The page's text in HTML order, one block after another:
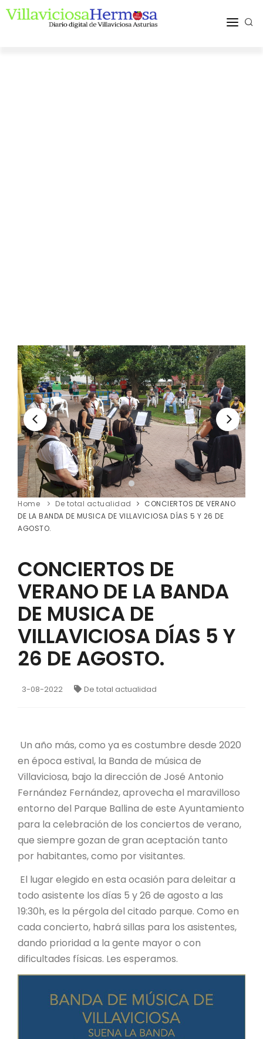
Home De total actualidad
CONCIERTOS DE VERANO
DE LA BANDA DE MUSICA DE VILLAVICIOSA DÍAS 5 Y 26 DE
AGOSTO.
CONCIERTOS DE
VERANO DE LA BANDA
DE MUSICA DE
VILLAVICIOSA DÍAS 5 Y
26 DE AGOSTO.
3-08-2022 De total actualidad
Un año más, como ya es costumbre desde 2020
en época estival, la Banda de música de
Villaviciosa, bajo la dirección de José Antonio
Fernández Fernández, aprovecha el maravilloso
entorno del Parque Ballina de este Ayuntamiento
para la celebración de los conciertos de verano,
que siempre gozan de gran aceptación tanto
por habitantes, como por visitantes.
El lugar elegido en esta ocasión para deleitar a
todo asistente los días 5 y 26 de agosto a las
19:30h, es la pérgola del citado parque. Como en
cada concierto, habrá sillas para los asistentes,
dando prioridad a la gente mayor o con
dificultades físicas. Les esperamos.